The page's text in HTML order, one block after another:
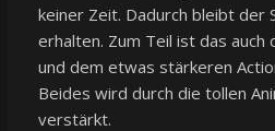
keiner Zeit. Dadurch bleibt der
erhalten. Zum Teil ist das auch
und dem etwas stärkeren
Beides wird durch die tollen
verstärkt.